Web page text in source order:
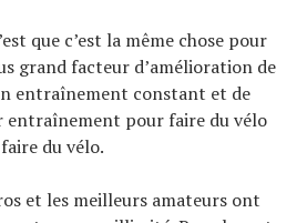
que c’est la même chose pour
grand facteur d’amélioration de
entraînement constant et de
entraînement pour faire du vélo
du vélo.
et les meilleurs amateurs ont